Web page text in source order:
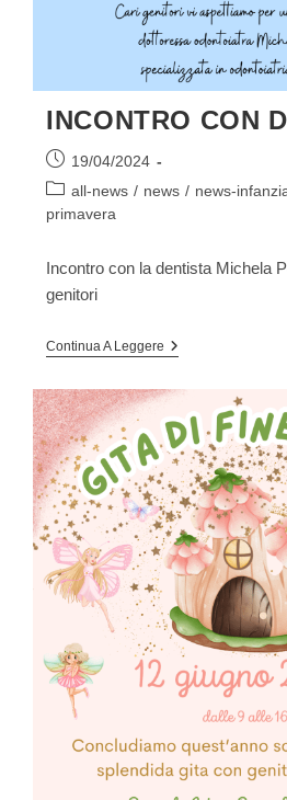
INCONTRO CON
Articolo
pubblicato:
19/04/2024
Categoria
dell'articolo:
all-news / news / news-
primavera
Incontro con la dentista Michela
genitori
Continua A Leggere INCONTRO